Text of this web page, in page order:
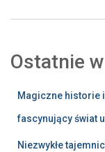
Ostatnie
Magiczne historie
fascynujący świat
Niezwykłe